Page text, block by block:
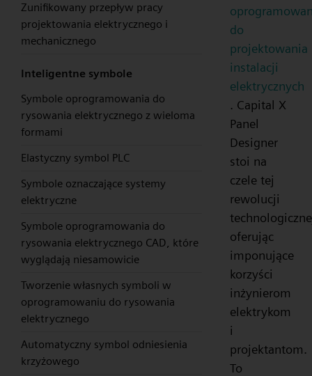
Zunifikowany przepływ pracy
projektowania elektrycznego i
mechanicznego
Inteligentne symbole
Symbole oprogramowania do
rysowania elektrycznego z wieloma
formami
Elastyczny symbol PLC
Symbole oznaczające systemy
elektryczne
Symbole oprogramowania do
rysowania elektrycznego CAD, które
wyglądają niesamowicie
Tworzenie własnych symboli w
oprogramowaniu do rysowania
elektrycznego
Automatyczny symbol odniesienia
krzyżowego
do
projektowania
instalacji
elektrycznych
. Capital X
Panel
Designer
stoi na
czele tej
rewolucji
oferując
imponujące
korzyści
inżynierom
elektrykom
i
projektantom.
To